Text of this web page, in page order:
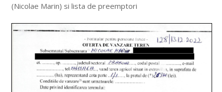
(Nicolae Marin) si lista de preemptori